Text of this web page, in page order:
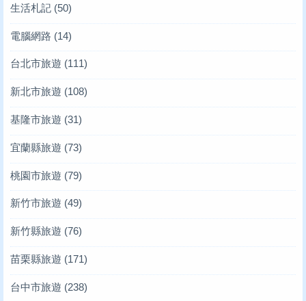
生活札記 (50)
電腦網路 (14)
台北市旅遊 (111)
新北市旅遊 (108)
基隆市旅遊 (31)
宜蘭縣旅遊 (73)
桃園市旅遊 (79)
新竹市旅遊 (49)
新竹縣旅遊 (76)
苗栗縣旅遊 (171)
台中市旅遊 (238)